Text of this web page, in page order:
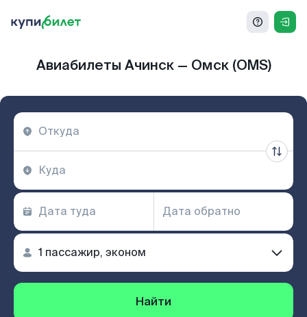
Авиабилеты Ачинск — Омск (OMS)
Найти